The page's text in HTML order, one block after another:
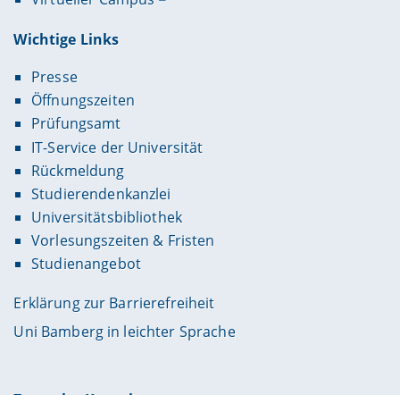
Wichtige Links
Presse
Öffnungszeiten
Prüfungsamt
IT-Service der Universität
Rückmeldung
Studierendenkanzlei
Universitätsbibliothek
Vorlesungszeiten & Fristen
Studienangebot
Erklärung zur Barrierefreiheit
Uni Bamberg in leichter Sprache